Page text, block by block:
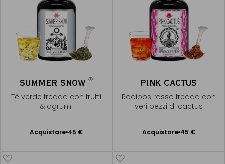
SUMMER SNOW®
Tè verde freddo con frutti
& agrumi
Acquistare 45 €
Aggiungere
PINK CACTUS
Rooibos rosso freddo con
veri pezzi di cactus
Acquistare 45 €
Aggiungere